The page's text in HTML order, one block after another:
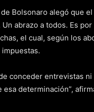
Bolsonaro alegó que
abrazo a todos. Es
el cual, según los
conceder entrevistas
determinación”,